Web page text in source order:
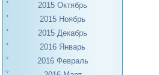
2015 Октябрь
2015 Ноябрь
2015 Декабрь
2016 Январь
2016 Февраль